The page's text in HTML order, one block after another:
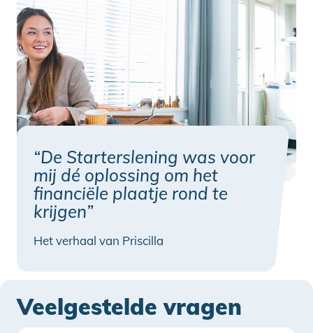
“De Starterslening was voor
mij dé oplossing om het
financiële plaatje rond te
krijgen”
Het verhaal van Priscilla
Veelgestelde vragen